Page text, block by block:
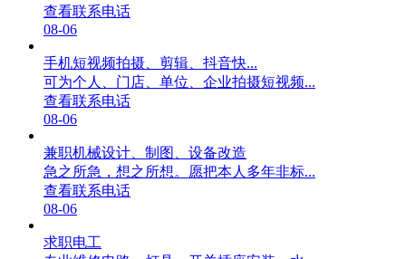
查看联系电话
08-06
手机短视频拍摄、剪辑、抖音快...
可为个人、门店、单位、企业拍摄短视频...
查看联系电话
08-06
兼职机械设计、制图、设备改造
急之所急，想之所想。愿把本人多年非标...
查看联系电话
08-06
求职电工